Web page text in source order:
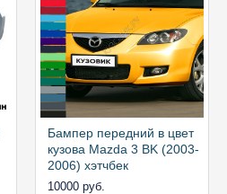
Бампер передний в цвет
кузова Mazda 3 BK (2003-
2006) хэтчбек
10000 руб.